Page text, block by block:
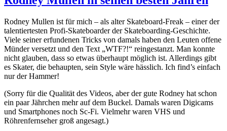
Rodney Mullen ist für mich – als alter Skateboard-Freak – einer der
talentiertesten Profi-Skateboarder der Skateboarding-Geschichte.
Viele seiner erfundenen Tricks von damals haben den Leuten offene
Münder versetzt und den Text „WTF?!“ reingestanzt. Man konnte
nicht glauben, dass so etwas überhaupt möglich ist. Allerdings gibt
es Skater, die behaupten, sein Style wäre hässlich. Ich find’s einfach
nur der Hammer!
(Sorry für die Qualität des Videos, aber der gute Rodney hat schon
ein paar Jährchen mehr auf dem Buckel. Damals waren Digicams
und Smartphones noch Sc-Fi. Vielmehr waren VHS und
Röhrenfernseher groß angesagt.)